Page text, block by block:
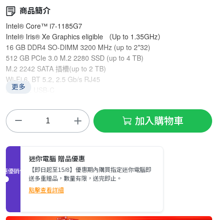
商品簡介
Intel® Core™ i7-1185G7
Intel® Iris® Xe Graphics eligible （Up to 1.35GHz）
16 GB DDR4 SO-DIMM 3200 MHz (up to 2*32)
512 GB PCIe 3.0 M.2 2280 SSD (up to 4 TB)
M.2 2242 SATA 插槽(up to 2 TB)
Wi-Fi 6, BT 5.2, 2.5 Gb/s RJ45
2*HDMI, USB-C
更多
加入購物車
促銷優惠
迷你電腦 贈品優惠
【即日起至15/8】優惠期內購買指定迷你電腦即
送多重贈品，數量有限，送完即止。
點擊查看詳細